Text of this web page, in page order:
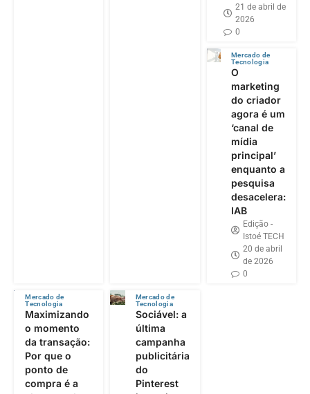
21 de abril de
2026
0
Mercado de
Tecnologia
O
marketing
do criador
agora é um
‘canal de
mídia
principal’
enquanto a
pesquisa
desacelera:
IAB
Edição -
Istoé TECH
20 de abril
de 2026
0
Mercado de
Tecnologia
Maximizando
o momento
da transação:
Por que o
ponto de
compra é a
Mercado de
Tecnologia
Sociável: a
última
campanha
publicitária
do
Pinterest